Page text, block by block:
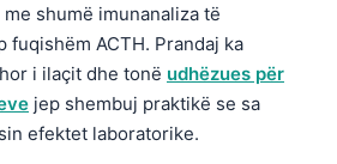
shumë imunanaliza të
ACTH. Prandaj ka
i ilaçit dhe tonë udhëzues për
jep shembuj praktikë se sa
efektet laboratorike.